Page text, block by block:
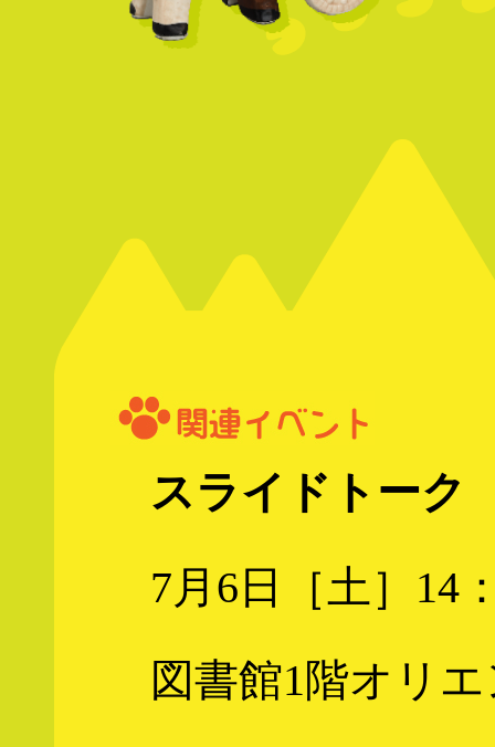
スライドトーク
7月6日［土］14
図書館1階オリ